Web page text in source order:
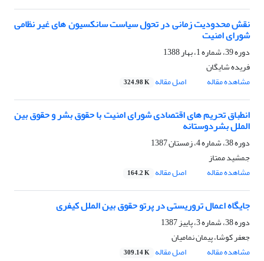
نقش محدودیت زمانی در تحول سیاست سانکسیون های غیر نظامی
شورای امنیت
دوره 39، شماره 1، بهار 1388
فریده شایگان
مشاهده مقاله
اصل مقاله 324.98 K
انطباق تحریم های اقتصادی شورای امنیت با حقوق بشر و حقوق بین
الملل بشردوستانه
دوره 38، شماره 4، زمستان 1387
جمشید ممتاز
مشاهده مقاله
اصل مقاله 164.2 K
جایگاه اعمال تروریستی در پرتو حقوق بین الملل کیفری
دوره 38، شماره 3، پاییز 1387
جعفر کوشا، پیمان نمامیان
مشاهده مقاله
اصل مقاله 309.14 K